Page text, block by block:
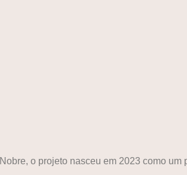
o projeto nasceu em 2023 como um